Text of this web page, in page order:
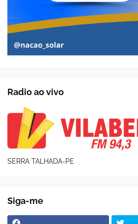
Radio ao vivo
SERRA TALHADA-PE
Siga-me